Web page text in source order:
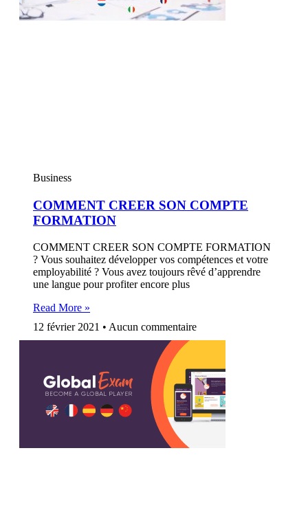
Business
COMMENT CREER SON COMPTE
FORMATION
COMMENT CREER SON COMPTE FORMATION
? Vous souhaitez développer vos compétences et votre
employabilité ? Vous avez toujours rêvé d’apprendre
une langue pour profiter encore plus
Read More »
12 février 2021
Aucun commentaire